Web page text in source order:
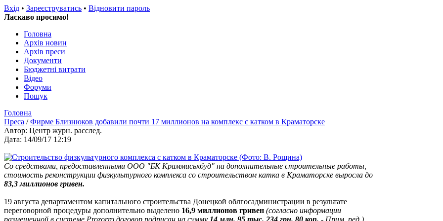
Вхід • Зареєструватись • Відновити пароль
Ласкаво просимо!
Головна
Архів новин
Архів преси
Документи
Бюджетні витрати
Відео
Форуми
Пошук
Головна
Преса /Фирме Близнюков добавили почти 17 миллионов на комплекс с катком в Краматорске
Автор: Центр журн. расслед.
Дата: 14/09/17 12:19
Со средствами, предоставленными ООО "БК Краммиськбуд" на дополнительные строительные работы,
стоимость реконструкции физкультурного комплекса со строительством катка в Краматорске выросла до
83,3 миллионов гривен.
19 августа департаментом капитального строительства Донецкой облгосадминистрации в результате
переговорной процедуры дополнительно выделено 16,9 миллионов гривен (согласно информации
размещенной в системе Prozorro договор подписан на сумму 14 млн. 95 тыс. 234 грн. 80 коп. - Прим. ред.)